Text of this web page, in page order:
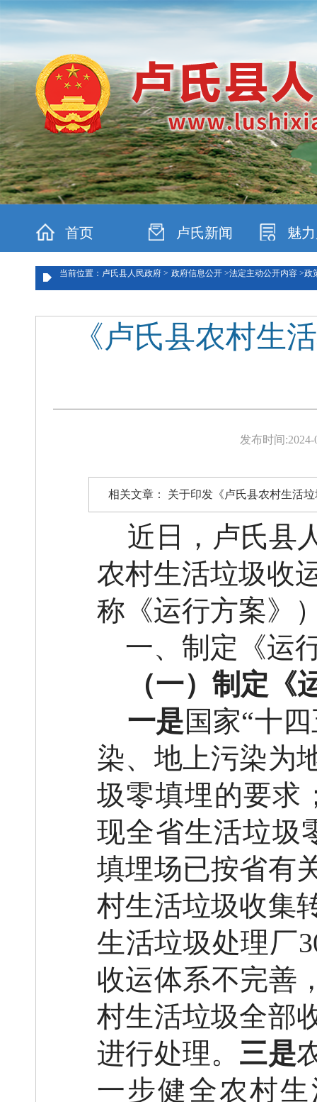
首页 卢氏新闻 魅
当前位置：卢氏县人民政府 > 政府信息公开 >法定主动公开内容 >政
《卢氏县农村生
发布时间:2024-
相关文章： 关于印发《卢氏县农村生活
近日， 卢氏县
农村生活垃圾收
称《运行方案》
一、 制定《运
（一）制定《
一是国家“十
染、地上污染为
圾零填埋的要求
现全省生活垃圾
填埋场已按省有
村生活垃圾收集
生活垃圾处理厂
收运体系不完善
村生活垃圾全部
进行处理。 三是
一步健全农村